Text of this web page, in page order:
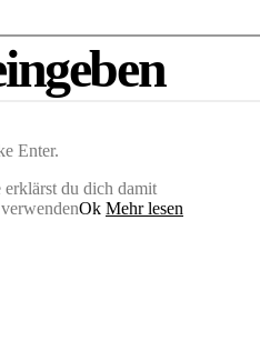
Enter.
du dich damit
Ok Mehr lesen